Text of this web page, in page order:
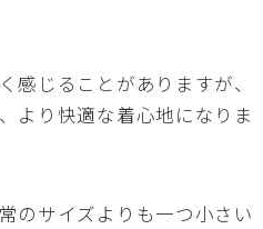
感じることがありますが、
より快適な着心地になりま
のサイズよりも一つ小さい